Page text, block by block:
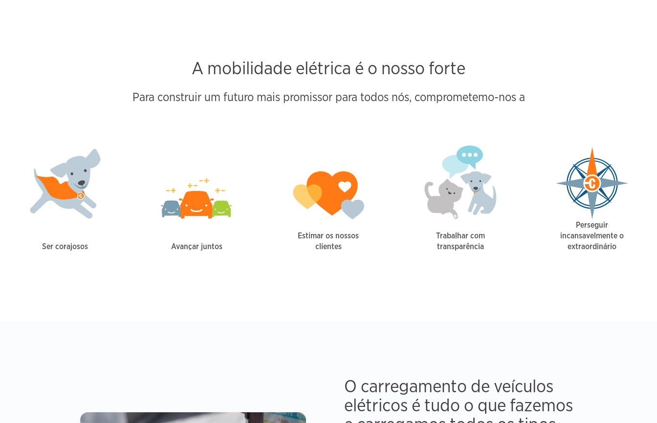
A mobilidade elétrica é o nosso forte
Para construir um futuro mais promissor para todos nós, comprometemo-nos a
Ser corajosos Avançar juntos
Estimar os nossos
clientes
Trabalhar com
transparência
Perseguir
incansavelmente o
extraordinário
O carregamento de veículos
elétricos é tudo o que fazemos